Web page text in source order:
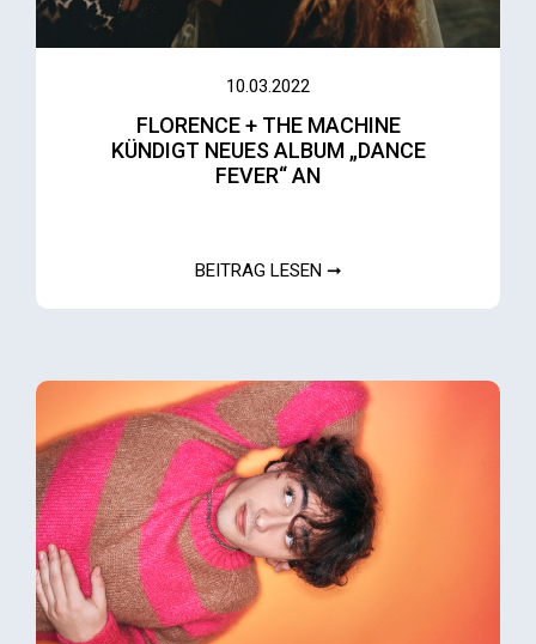
10.03.2022
FLORENCE + THE MACHINE
KÜNDIGT NEUES ALBUM „DANCE
FEVER“ AN
BEITRAG LESEN ➞